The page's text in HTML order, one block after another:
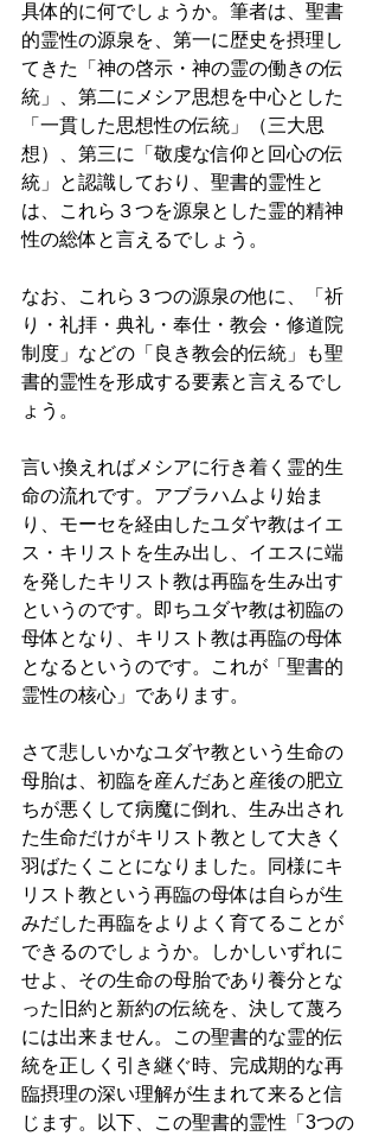
具体的に何でしょうか。筆者は、聖書
的霊性の源泉を、第一に歴史を摂理し
てきた「神の啓示・神の霊の働きの伝
統」、第二にメシア思想を中心とした
「一貫した思想性の伝統」（三大思
想）、第三に「敬虔な信仰と回心の伝
統」と認識しており、聖書的霊性と
は、これら３つを源泉とした霊的精神
性の総体と言えるでしょう。
なお、これら３つの源泉の他に、「祈
り・礼拝・典礼・奉仕・教会・修道院
制度」などの「良き教会的伝統」も聖
書的霊性を形成する要素と言えるでし
ょう。
言い換えればメシアに行き着く霊的生
命の流れです。アブラハムより始ま
り、モーセを経由したユダヤ教はイエ
ス・キリストを生み出し、イエスに端
を発したキリスト教は再臨を生み出す
というのです。即ちユダヤ教は初臨の
母体となり、キリスト教は再臨の母体
となるというのです。これが「聖書的
霊性の核心」であります。
さて悲しいかなユダヤ教という生命の
母胎は、初臨を産んだあと産後の肥立
ちが悪くして病魔に倒れ、生み出され
た生命だけがキリスト教として大きく
羽ばたくことになりました。同様にキ
リスト教という再臨の母体は自らが生
みだした再臨をよりよく育てることが
できるのでしょうか。しかしいずれに
せよ、その生命の母胎であり養分とな
った旧約と新約の伝統を、決して蔑ろ
には出来ません。この聖書的な霊的伝
統を正しく引き継ぐ時、完成期的な再
臨摂理の深い理解が生まれて来ると信
じます。以下、この聖書的霊性「3つの